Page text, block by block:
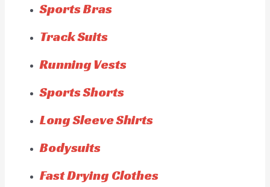
Sports Bras
Track Suits
Running Vests
Sports Shorts
Long Sleeve Shirts
Bodysuits
Fast Drying Clothes